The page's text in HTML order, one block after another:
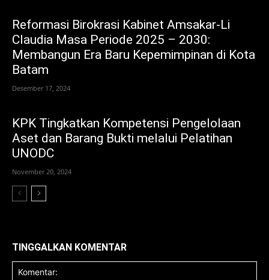
Reformasi Birokrasi Kabinet Amsakar-Li
Claudia Masa Periode 2025 – 2030:
Membangun Era Baru Kepemimpinan di Kota
Batam
Desember 17, 2024
KPK Tingkatkan Kompetensi Pengelolaan
Aset dan Barang Bukti melalui Pelatihan
UNODC
November 20, 2024
TINGGALKAN KOMENTAR